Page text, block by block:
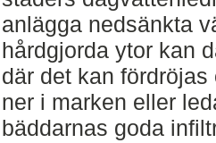
anlägga nedsänkta
hårdgjorda ytor kan
där det kan
ner i marken eller
bäddarnas goda